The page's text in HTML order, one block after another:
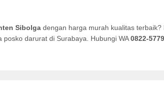
Sibolgadengan harga murah kualitas terbaik?
darurat di Surabaya. Hubungi WA0822-